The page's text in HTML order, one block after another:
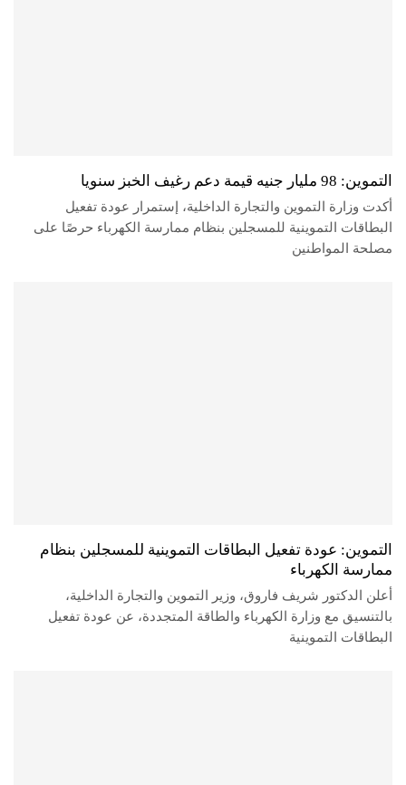
التموين: 98 مليار جنيه قيمة دعم رغيف الخبز سنويا
أكدت وزارة التموين والتجارة الداخلية، إستمرار عودة تفعيل
البطاقات التموينية للمسجلين بنظام ممارسة الكهرباء حرصًا على
مصلحة المواطنين
التموين: عودة تفعيل البطاقات التموينية للمسجلين بنظام
ممارسة الكهرباء
أعلن الدكتور شريف فاروق، وزير التموين والتجارة الداخلية،
بالتنسيق مع وزارة الكهرباء والطاقة المتجددة، عن عودة تفعيل
البطاقات التموينية